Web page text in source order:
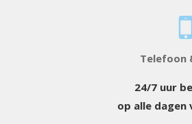
Telefoon
24/7 uur
op alle dagen